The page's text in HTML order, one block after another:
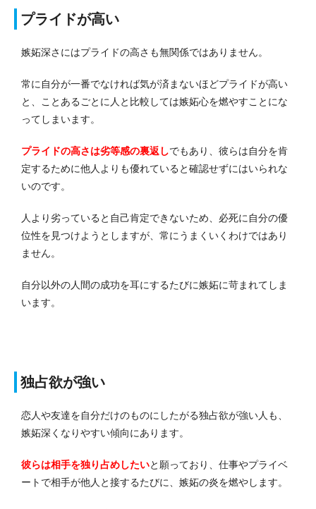
プライドが高い
嫉妬深さにはプライドの高さも無関係ではありません。
常に自分が一番でなければ気が済まないほどプライドが高い
と、ことあるごとに人と比較しては嫉妬心を燃やすことにな
ってしまいます。
プライドの高さは劣等感の裏返しでもあり、彼らは自分を肯
定するために他人よりも優れていると確認せずにはいられな
いのです。
人より劣っていると自己肯定できないため、必死に自分の優
位性を見つけようとしますが、常にうまくいくわけではあり
ません。
自分以外の人間の成功を耳にするたびに嫉妬に苛まれてしま
います。
独占欲が強い
恋人や友達を自分だけのものにしたがる独占欲が強い人も、
嫉妬深くなりやすい傾向にあります。
彼らは相手を独り占めしたいと願っており、仕事やプライベ
ートで相手が他人と接するたびに、嫉妬の炎を燃やします。